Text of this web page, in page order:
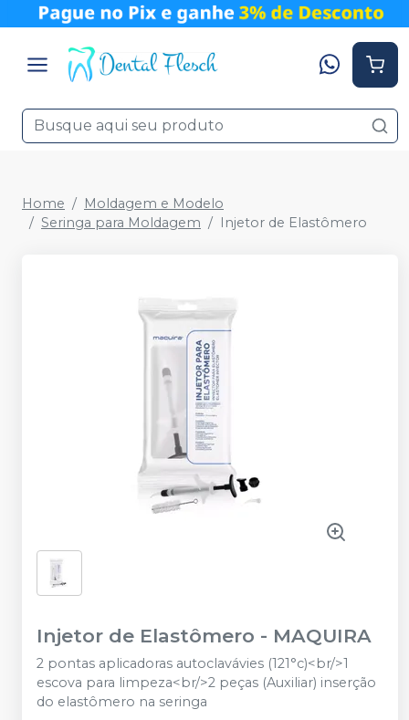
Home
Moldagem e Modelo
Seringa para Moldagem
Injetor de Elastômero
Injetor de Elastômero - MAQUIRA
2 pontas aplicadoras autoclavávies (121°c)<br/>1
escova para limpeza<br/>2 peças (Auxiliar) inserção
do elastômero na seringa